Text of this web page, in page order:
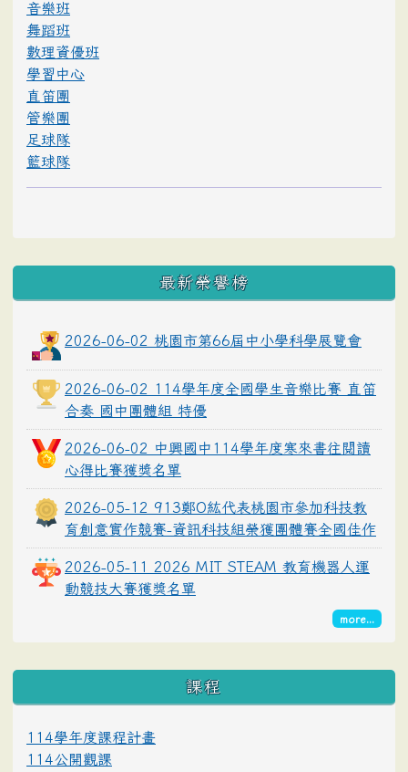
音樂班
舞蹈班
數理資優班
學習中心
直笛團
管樂團
足球隊
籃球隊
最新榮譽榜
2026-06-02 桃園市第66屆中小學科學展覽會
2026-06-02 114學年度全國學生音樂比賽 直笛
合奏 國中團體組 特優
2026-06-02 中興國中114學年度寒來書往閱讀
心得比賽獲獎名單
2026-05-12 913鄭O紘代表桃園市參加科技教
育創意實作競賽-資訊科技組榮獲團體賽全國佳作
2026-05-11 2026 MIT STEAM 教育機器人運
動競技大賽獲獎名單
more...
課程
114學年度課程計畫
114公開觀課